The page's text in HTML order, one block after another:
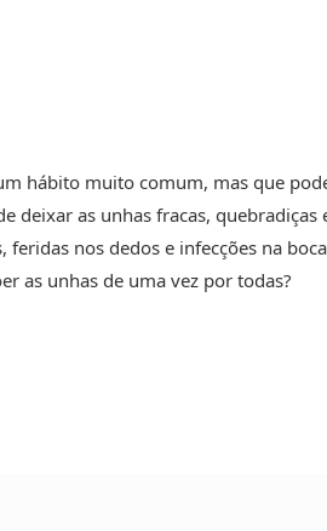
hábito muito comum, mas que
deixar as unhas fracas,
feridas nos dedos e infecções na
as unhas de uma vez por todas?